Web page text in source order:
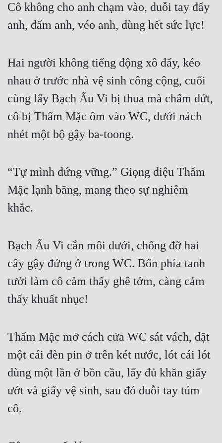
Quân Sự
Sảng Văn
Thanh Xuân
Tiên Hiệp
Tiểu Thuyết
Triều Đấu
Trùng Sinh
Trọng Sinh
Tu Tiên
Tội Phạm
Võng Du
Xuyên Không
Xuyên Nhanh
Xuyên Sách
Xuyên Thư
Cô không cho anh chạm vào, duỗi tay đẩy
anh, đấm anh, véo anh, dùng hết sức lực!
Hai người không tiếng động xô đẩy, kéo
nhau ở trước nhà vệ sinh công cộng, cuối
cùng lấy Bạch Ấu Vi bị thua mà chấm dứt,
cô bị Thẩm Mặc ôm vào WC, dưới nách
nhét một bộ gậy ba-toong.
“Tự mình đứng vững.” Giọng điệu Thẩm
Mặc lạnh băng, mang theo sự nghiêm
khắc.
Bạch Ấu Vi cắn môi dưới, chống đỡ hai
cây gậy đứng ở trong WC. Bốn phía tanh
tưởi làm cô cảm thấy ghê tởm, càng cảm
thấy khuất nhục!
Thẩm Mặc mở cách cửa WC sát vách, đặt
một cái đèn pin ở trên két nước, lót cái lót
dùng một lần ở bồn cầu, lấy đủ khăn giấy
ướt và giấy vệ sinh, sau đó duỗi tay túm
cô.